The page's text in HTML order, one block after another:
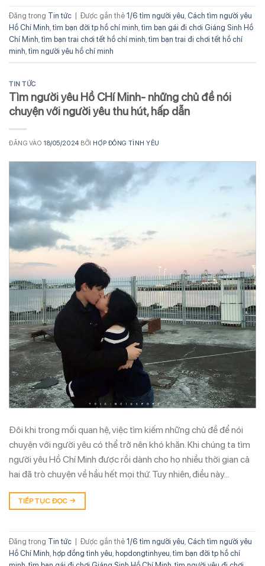
Đăng trong Tin tức Được gắn thẻ 1/6 tìm người yêu, Cách tìm người yêu
Hồ Chí Minh, tìm bạn đời tp hồ chí minh, tìm bạn gái đi chơi Giáng Sinh Hồ
Chí Minh, tìm bạn trai chơi tết hồ chí minh, tìm bạn trai đi chơi tết hồ chí
minh, tìm người yêu hồ chí minh
TIN TỨC
Tìm người yêu Hồ CHí Minh- những chủ đề nói
chuyện với người yêu thu hút, hấp dẫn
ĐĂNG VÀO 18/05/2024 BỞI HỢP ĐỒNG TÌNH YÊU
Đôi khi trong mối quan hệ, việc tìm kiếm những chủ đề để nói
chuyện với người yêu có thể trở nên khó khăn. Khi chúng ta tìm
người yêu Hồ Chí Minh được rồi dành cho họ nhiều thời gian cả
hai đã trò chuyện về hầu hết mọi thứ. Tuy nhiên, điều này…
TIẾP TỤC ĐỌC →
Đăng trong Tin tức | Được gắn thẻ 1/6 tìm người yêu Cách tìm người yêu
Hồ Chí Minh hợp đồng tình yêu hopdongtinhyeu tìm bạn đời tp hồ chí